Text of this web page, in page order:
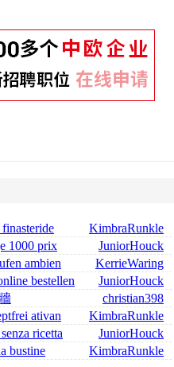
KimbraRunkle
prix fra
JuniorHouck
1000 prix
KerrieWaring
ambien
JuniorHouck
bestellen
christian398
KimbraRunkle
ativan
JuniorHouck
ricetta
rice
KimbraRunkle
bustine